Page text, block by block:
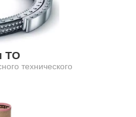
ТО
технического